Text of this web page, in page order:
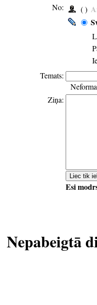
No: ( )
Temats:
Ziņa:
Esi
Nepabeigtā